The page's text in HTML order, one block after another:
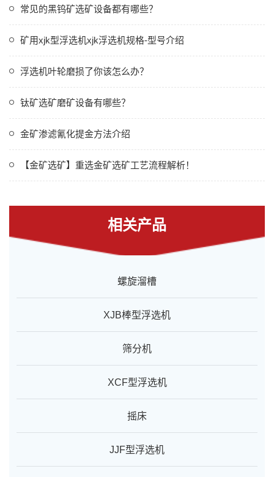
常见的黑钨矿选矿设备都有哪些？
矿用xjk型浮选机xjk浮选机规格-型号介绍
浮选机叶轮磨损了你该怎么办？
钛矿选矿磨矿设备有哪些？
金矿渗滤氰化提金方法介绍
【金矿选矿】重选金矿选矿工艺流程解析！
相关产品
螺旋溜槽
XJB棒型浮选机
筛分机
XCF型浮选机
摇床
JJF型浮选机